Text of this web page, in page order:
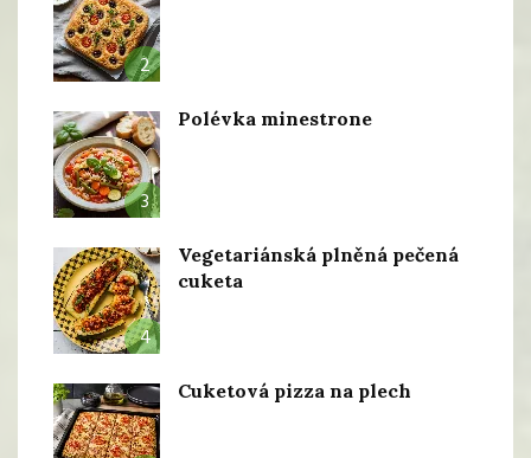
2
3
Polévka minestrone
4
Vegetariánská plněná pečená
cuketa
Cuketová pizza na plech